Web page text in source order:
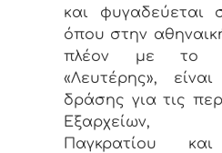
και φυγαδεύεται
όπου στην
πλέον με το
«Λευτέρης»,
δράσης για τις
Εξαρχείων,
Παγκρατίου